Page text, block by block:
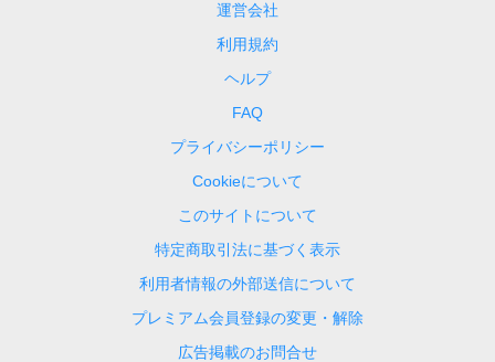
運営会社
利用規約
ヘルプ
FAQ
プライバシーポリシー
Cookieについて
このサイトについて
特定商取引法に基づく表示
利用者情報の外部送信について
プレミアム会員登録の変更・解除
広告掲載のお問合せ